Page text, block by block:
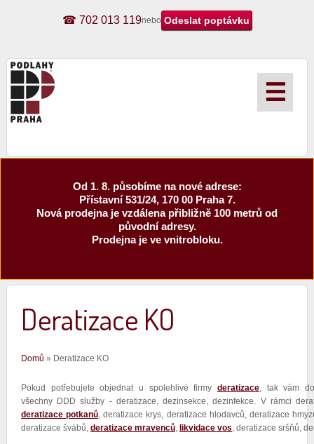
☎ 702 013 119nebo
☰
Od 1. 8. působíme na nové adrese:
Přístavní 531/24, 170 00 Praha 7.
Nová prodejna je vzdálena přibližně 100 metrů od
původní adresy.
Prodejna je ve vnitrobloku.
Deratizace KO
Jste zde
Domů » Deratizace KO
Pokud potřebujete objednat u spolehlivé firmy deratizace, tak vám
všechny DDD služby - deratizace, dezinsekce, dezinfekce. V rámci
deratizace potkanů, deratizace krys, deratizace hlodavců, deratizace
deratizace švábů, deratizace mravenců, likvidace vos, deratizace sršňů,